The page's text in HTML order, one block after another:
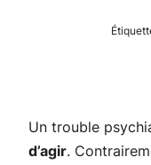
Un trouble
d’agir.